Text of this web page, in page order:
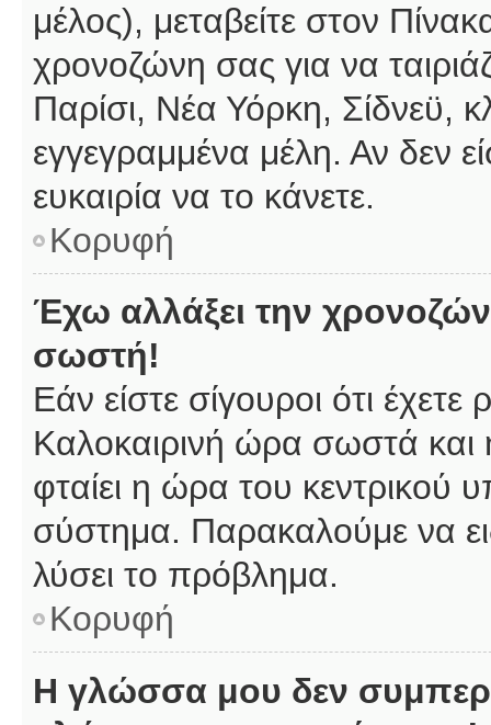
μέλος), μεταβείτε στον
χρονοζώνη σας για να
Παρίσι, Νέα Υόρκη, Σίδνεϋ,
εγγεγραμμένα μέλη. Αν δεν
ευκαιρία να το κάνετε.
Κορυφή
Έχω αλλάξει την
σωστή!
Εάν είστε σίγουροι ότι
Καλοκαιρινή ώρα σωστά και
φταίει η ώρα του κεντρικού
σύστημα. Παρακαλούμε να
λύσει το πρόβλημα.
Κορυφή
Η γλώσσα μου δεν